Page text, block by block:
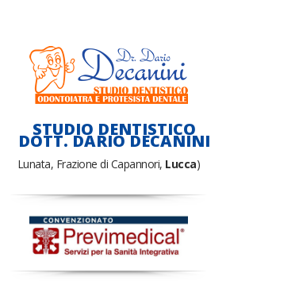
STUDIO DENTISTICO
DOTT. DARIO DECANINI
Lunata, Frazione di Capannori, Lucca)